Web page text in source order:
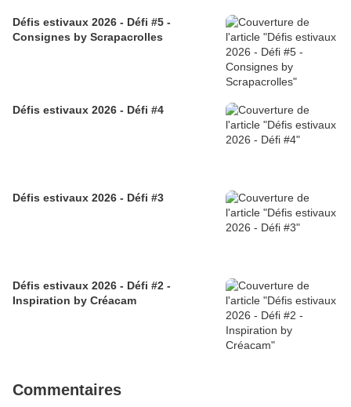
Défis estivaux 2026 - Défi #5 -
Consignes by Scrapacrolles
Défis estivaux 2026 - Défi #4
Défis estivaux 2026 - Défi #3
Défis estivaux 2026 - Défi #2 -
Inspiration by Créacam
Commentaires